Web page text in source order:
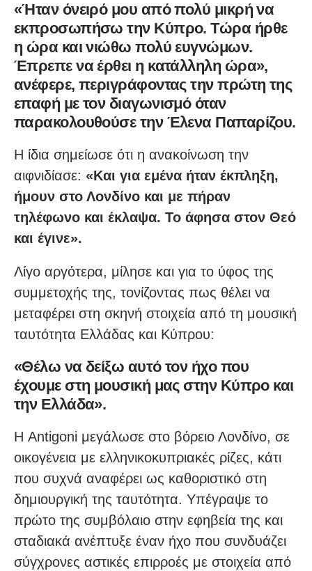
«Ήταν όνειρό μου από πολύ μικρή να
εκπροσωπήσω την Κύπρο. Τώρα ήρθε
η ώρα και νιώθω πολύ ευγνώμων.
Έπρεπε να έρθει η κατάλληλη ώρα»,
ανέφερε, περιγράφοντας την πρώτη της
επαφή με τον διαγωνισμό όταν
παρακολουθούσε την Έλενα Παπαρίζου.
Η ίδια σημείωσε ότι η ανακοίνωση την
αιφνιδίασε: «Και για εμένα ήταν έκπληξη,
ήμουν στο Λονδίνο και με πήραν
τηλέφωνο και έκλαψα. Το άφησα στον Θεό
και έγινε».
Λίγο αργότερα, μίλησε και για το ύφος της
συμμετοχής της, τονίζοντας πως θέλει να
μεταφέρει στη σκηνή στοιχεία από τη μουσική
ταυτότητα Ελλάδας και Κύπρου:
«Θέλω να δείξω αυτό τον ήχο που
έχουμε στη μουσική μας στην Κύπρο και
την Ελλάδα».
Η Antigoni μεγάλωσε στο βόρειο Λονδίνο, σε
οικογένεια με ελληνικοκυπριακές ρίζες, κάτι
που συχνά αναφέρει ως καθοριστικό στη
δημιουργική της ταυτότητα. Υπέγραψε το
πρώτο της συμβόλαιο στην εφηβεία της και
σταδιακά ανέπτυξε έναν ήχο που συνδυάζει
σύγχρονες αστικές επιρροές με στοιχεία από